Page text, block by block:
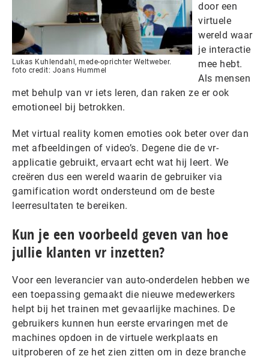
Lukas Kuhlendahl, mede-oprichter Weltweber.
foto credit: Joans Hummel
door een
virtuele
wereld waar
je interactie
mee hebt.
Als mensen
met behulp van vr iets leren, dan raken ze er ook
emotioneel bij betrokken.
Met virtual reality komen emoties ook beter over dan
met afbeeldingen of video’s. Degene die de vr-
applicatie gebruikt, ervaart echt wat hij leert. We
creëren dus een wereld waarin de gebruiker via
gamification wordt ondersteund om de beste
leerresultaten te bereiken.
Kun je een voorbeeld geven van hoe
jullie klanten vr inzetten?
Voor een leverancier van auto-onderdelen hebben we
een toepassing gemaakt die nieuwe medewerkers
helpt bij het trainen met gevaarlijke machines. De
gebruikers kunnen hun eerste ervaringen met de
machines opdoen in de virtuele werkplaats en
uitproberen of ze het zien zitten om in deze branche